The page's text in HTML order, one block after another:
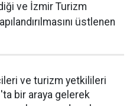
ve İzmir Turizm
üstlenen
ve turizm yetkilileri
bir araya gelerek